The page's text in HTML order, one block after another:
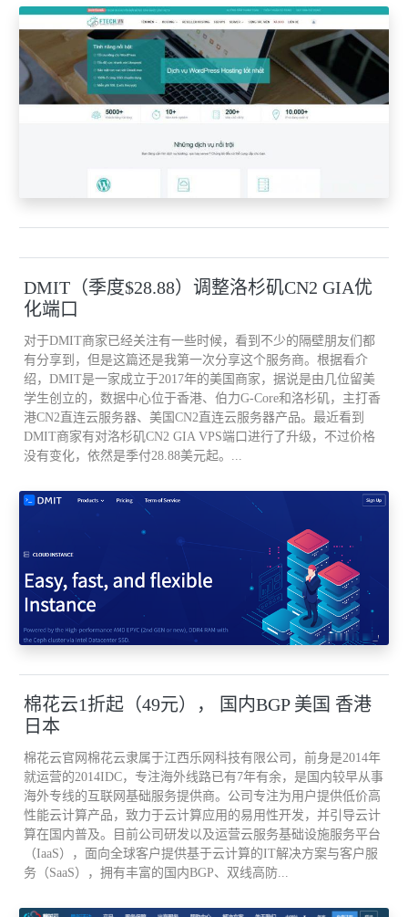
处的国内名校"同时异地"授课的远程视频交互系统、绿色制药协同
中心远程视频会议、职称评审网上公示材料的制作、财务部门的银
行网络专线服务工作、学生社会活动的网络在线服务、学校工程专
业认证工作、膜分离与水处理协同创新中心、研究生院在职研究生
现场确认工作等的网络技术支持服务.
三、服务质量和工作效能情况全面应用高校通短信服务系统,协助财
务处新开通财务报销服务短信.
全校每月实际使用群发信息数量达30万条以上,较大地方便了各学
组织部的组工快讯、保卫处的警园信息等都已通过高校通平台进行
发布,在保障学校信息畅通方面发挥了重要的作用.
维护邮件服务器和邮件网关的正常运行,做好备份邮件服务器、备份
邮件网关和主服务器之间的数据同步和日志保存,保证学校邮件的正
常收发,解决用户的邮件问题.
全年共拦截垃圾邮件和病毒邮件共550多万封,收信300多万封,发信
350多万封.
对全校范围的20多个不同楼宇进行了实地网络速度、性能测试,使得
对全校网络实际情况有了更为充分的了解和掌握,对一些实际问题及
时进行了有效的技术处理.
按照公安、信息管理部门的要求,做好网络与信息系统安全的相关工
作,对我校的网络与信息系统安全现状进行了梳理,对各部门、各学院
办单位处理的安全问题,则通过技术上的指导和帮助,做好各有关部门
信息应用系统的安全优化整改工作,并培训有关技术人员.
在保证校园主干网络通畅的基础上,充分做好校内用户技术咨询和解
决、网络维护、子网扩建等工作.
积极组织华数网通、华数电视团购服务一次,为广大教职工提供方便.
DMIT（季度$28.88）调整洛杉矶CN2 GIA优
化端口
对于DMIT商家已经关注有一些时候，看到不少的隔壁朋友们都
有分享到，但是这篇还是我第一次分享这个服务商。根据看介
绍，DMIT是一家成立于2017年的美国商家，据说是由几位留美
学生创立的，数据中心位于香港、伯力G-Core和洛杉矶，主打香
港CN2直连云服务器、美国CN2直连云服务器产品。最近看到
DMIT商家有对洛杉矶CN2 GIA VPS端口进行了升级，不过价格
没有变化，依然是季付28.88美元起。...
棉花云1折起（49元）， 国内BGP 美国 香港
日本
棉花云官网棉花云隶属于江西乐网科技有限公司，前身是2014年
就运营的2014IDC，专注海外线路已有7年有余，是国内较早从事
海外专线的互联网基础服务提供商。公司专注为用户提供低价高
性能云计算产品，致力于云计算应用的易用性开发，并引导云计
算在国内普及。目前公司研发以及运营云服务基础设施服务平台
（IaaS），面向全球客户提供基于云计算的IT解决方案与客户服
务（SaaS），拥有丰富的国内BGP、双线高防...